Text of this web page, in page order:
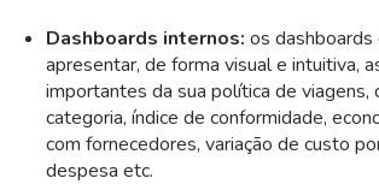
Dashboards internos: os dashboards
apresentar, de forma visual e intuitiva,
importantes da sua política de viagens,
categoria, índice de conformidade,
com fornecedores, variação de custo
despesa etc.